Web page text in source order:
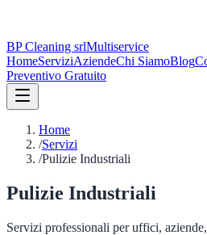
BP Cleaning srlMultiservice
HomeServiziAziendeChi SiamoBlog
Preventivo Gratuito
Home
/Servizi
/Pulizie Industriali
Pulizie Industriali
Servizi professionali per uffici,